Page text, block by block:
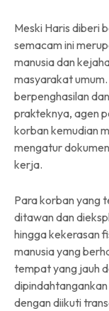
Meski Haris diberi
semacam ini
manusia dan
masyarakat
berpenghasilan
prakteknya, agen
korban kemudian
mengatur
kerja.
Para korban yang
ditawan dan
hingga kekerasan
manusia yang
tempat yang jauh
dengan diikuti